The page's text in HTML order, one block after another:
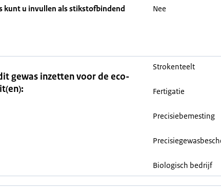
kunt u invullen als stikstofbindend
Nee
gewas inzetten voor de eco-
Strokenteelt
Fertigatie
Precisiebemesting
Biologisch bedrijf